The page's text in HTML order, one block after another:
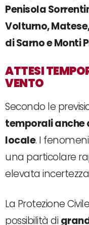
Penisola
Volturno,
di Sarno e Monti
ATTESI
VENTO
Secondo le
temporali anche
locale. I
una particolare
elevata
La Protezione
possibilità di